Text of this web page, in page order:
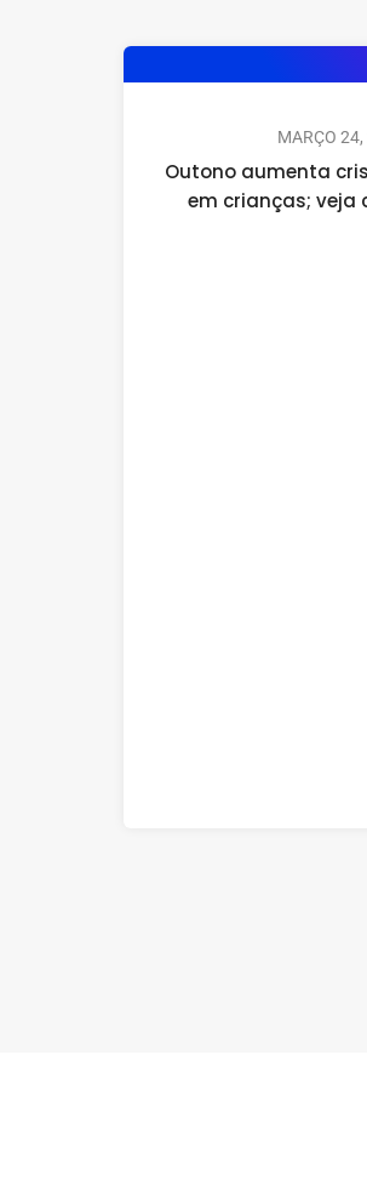
MARÇO
Outono aumenta
em crianças; veja